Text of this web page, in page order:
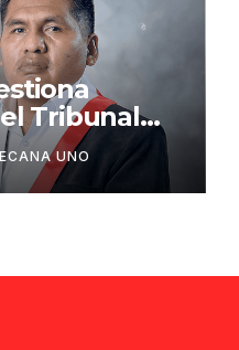
Tribunal
liberación
UNO